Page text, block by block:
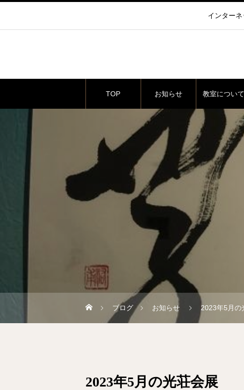
インター
TOP お知らせ 教室について
ブログ お知らせ 2023年5月の
2023年5月の光荘会展